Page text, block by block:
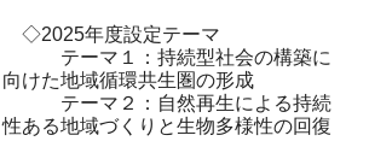
◇2025年度設定テーマ
テーマ１：持続型社会の構築に
向けた地域循環共生圏の形成
テーマ２：自然再生による持続
性ある地域づくりと生物多様性の回復